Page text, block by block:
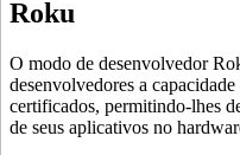
Roku
O modo de desenvolvedor
desenvolvedores a
certificados, permitindo-lhes
de seus aplicativos no